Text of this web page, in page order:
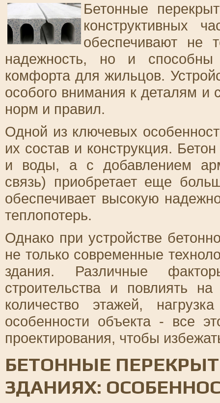
Бетонные
конструктивных
обеспечивают не
надежность, но и способны
комфорта для жильцов.
особого внимания к деталям и
норм и правил.
Одной из ключевых
их состав и конструкция.
и воды, а с добавлением
связь) приобретает еще
обеспечивает высокую
теплопотерь.
Однако при устройстве
не только современные
здания. Различные
строительства и повлиять
количество этажей,
особенности объекта - все
проектирования, чтобы
БЕТОННЫЕ
ЗДАНИЯХ: